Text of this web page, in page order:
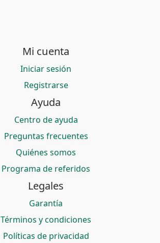
Mi cuenta
Iniciar sesión
Registrarse
Ayuda
Centro de ayuda
Preguntas frecuentes
Quiénes somos
Programa de referidos
Legales
Garantía
Términos y condiciones
Políticas de privacidad